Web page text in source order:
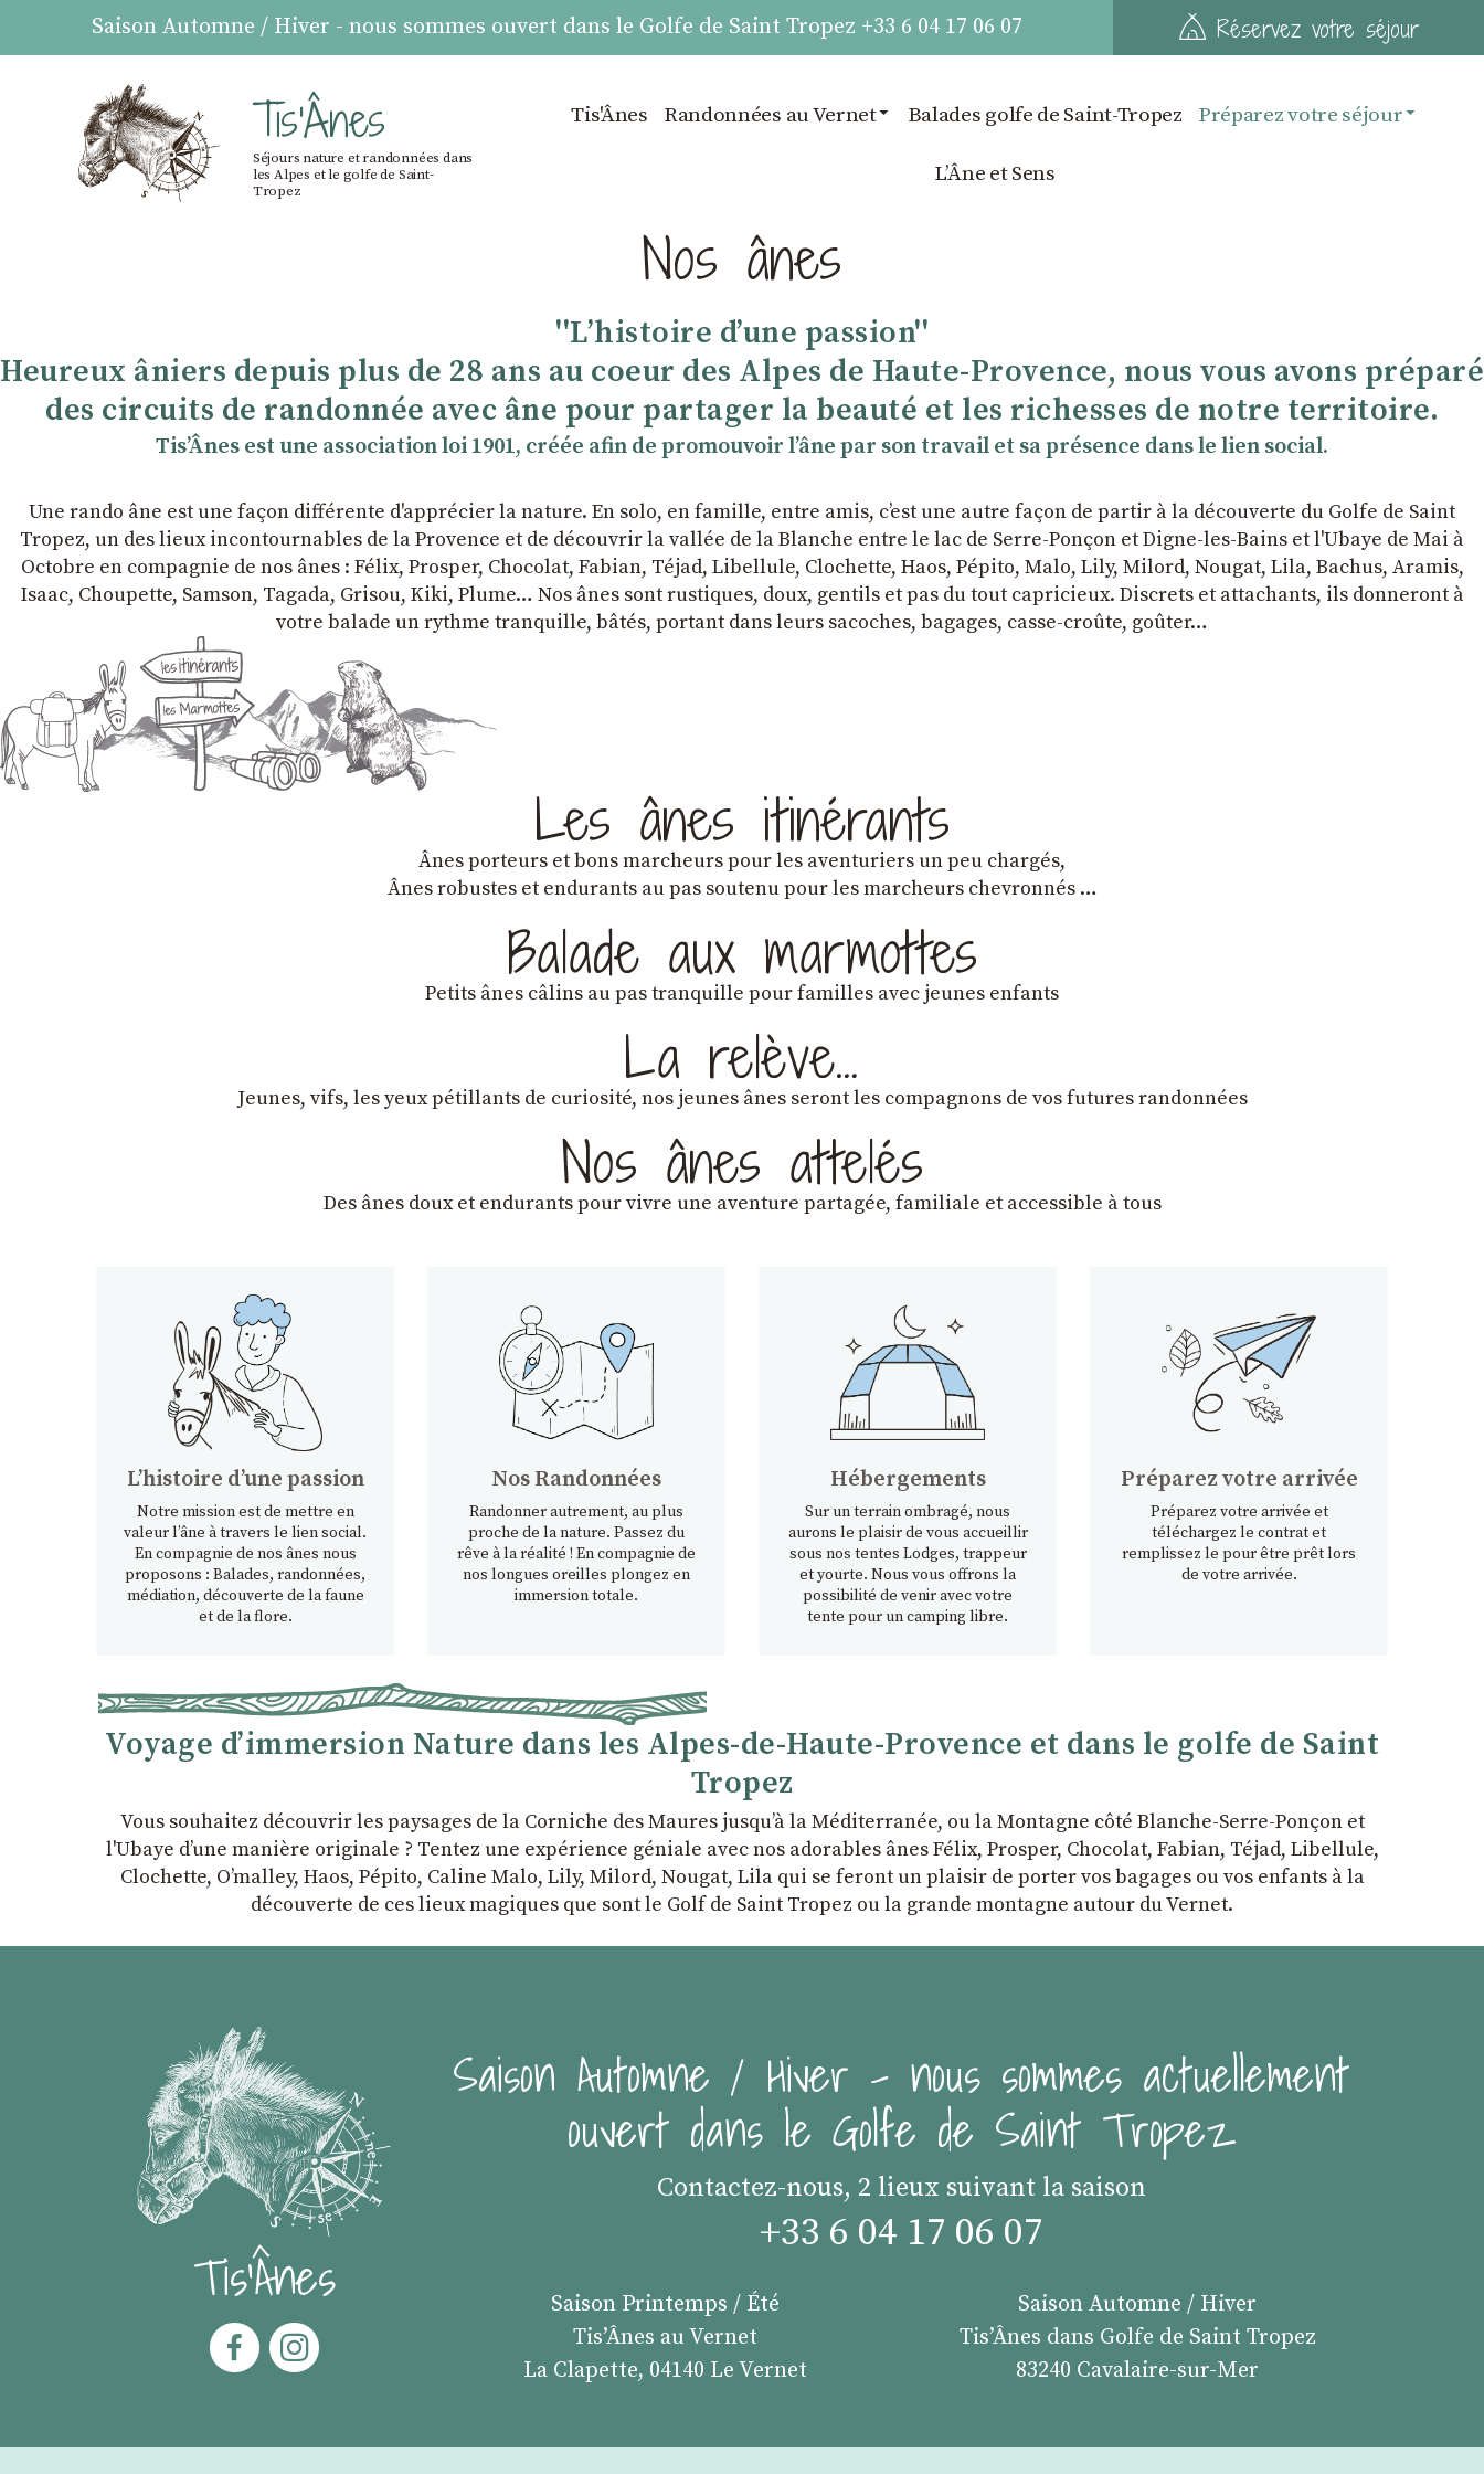
Saison Automne / Hiver - nous sommes ouvert dans le Golfe de Saint Tropez +33 6 04 17 06 07 Réservez votre séjour
Tis'Ânes
Séjours nature et randonnées dans
les Alpes et le golfe de Saint-
Tropez
Tis'Ânes Randonnées au Vernet Balades golfe de Saint-Tropez Préparez votre séjour
LʼÂne et Sens
Nos ânes
''Lʼhistoire dʼune passion''
Heureux âniers depuis plus de 28 ans au coeur des Alpes de Haute-Provence, nous vous avons préparé
des circuits de randonnée avec âne pour partager la beauté et les richesses de notre territoire.
TisʼÂnes est une association loi 1901, créée afin de promouvoir lʼâne par son travail et sa présence dans le lien social.
Une rando âne est une façon différente d'apprécier la nature. En solo, en famille, entre amis, cʼest une autre façon de partir à la découverte du Golfe de Saint
Tropez, un des lieux incontournables de la Provence et de découvrir la vallée de la Blanche entre le lac de Serre-Ponçon et Digne-les-Bains et l'Ubaye de Mai à
Octobre en compagnie de nos ânes : Félix, Prosper, Chocolat, Fabian, Téjad, Libellule, Clochette, Haos, Pépito, Malo, Lily, Milord, Nougat, Lila, Bachus, Aramis,
Isaac, Choupette, Samson, Tagada, Grisou, Kiki, Plume… Nos ânes sont rustiques, doux, gentils et pas du tout capricieux. Discrets et attachants, ils donneront à
votre balade un rythme tranquille, bâtés, portant dans leurs sacoches, bagages, casse-croûte, goûter…
Les ânes itinérants
Ânes porteurs et bons marcheurs pour les aventuriers un peu chargés,
Ânes robustes et endurants au pas soutenu pour les marcheurs chevronnés …
Balade aux marmottes
Petits ânes câlins au pas tranquille pour familles avec jeunes enfants
La relève…
Jeunes, vifs, les yeux pétillants de curiosité, nos jeunes ânes seront les compagnons de vos futures randonnées
Nos ânes attelés
Des ânes doux et endurantspour vivre une aventure partagée, familiale et accessible à tous
Lʼhistoire dʼune passion
Notre mission est de mettre en
valeur l’âne à travers le lien social.
En compagnie de nos ânes nous
proposons : Balades, randonnées,
médiation, découverte de la faune
et de la flore.
Nos Randonnées
Randonner autrement, au plus
proche de la nature. Passez du
rêve à la réalité ! En compagnie de
nos longues oreilles plongez en
immersion totale.
Hébergements
Sur un terrain ombragé, nous
aurons le plaisir de vous accueillir
sous nos tentes Lodges, trappeur
et yourte. Nous vous offrons la
possibilité de venir avec votre
tente pour un camping libre.
Préparez votre arrivée
Préparez votre arrivée et
téléchargez le contrat et
remplissez le pour être prêt lors
de votre arrivée.
Voyage d’immersion Nature dans les Alpes-de-Haute-Provence et dans le golfe de Saint
Tropez
Vous souhaitez découvrir les paysages de la Corniche des Maures jusqu’à la Méditerranée, ou la Montagne côté Blanche-Serre-Ponçon et
l'Ubaye dʼune manière originale ? Tentez une expérience géniale avec nos adorables ânes Félix, Prosper, Chocolat, Fabian, Téjad, Libellule,
Clochette, Oʼmalley, Haos, Pépito, Caline Malo, Lily, Milord, Nougat, Lila qui se feront un plaisir de porter vos bagages ou vos enfants à la
découverte de ces lieux magiques que sont le Golf de Saint Tropez ou la grande montagne autour du Vernet.
Tis'Ânes
Saison Automne / Hiver - nous sommes actuellement
ouvert dans le Golfe de Saint Tropez
Contactez-nous, 2 lieux suivant la saison
+33 6 04 17 06 07
Saison Printemps / Été
Tis’Ânes au Vernet
La Clapette, 04140 Le Vernet
Saison Automne / Hiver
Tis’Ânes dans Golfe de Saint Tropez
83240 Cavalaire-sur-Mer